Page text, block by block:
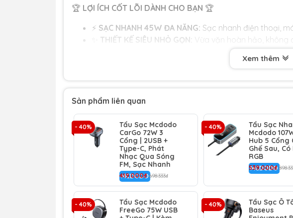
🏆 LỢI ÍCH CỐT LÕI DÀNH CHO BẠN 🏆
⚡ SẠC NHANH 45W ĐA NĂNG: Sạc nhanh điện thoại,
THIẾT KẾ SIÊU NHỎ GỌN: Vừa vặn hoàn hảo, không
Tối ưu hóa sạc siêu
🛡️VỎ HỢP KIM CAO CẤP:Tản nhiệt tốt, đảm bảo sạc
TÍNH NĂNG NỔI BẬT
🔋Công suất 45W mạnh mẽ:
Hỗ trợ sạc nhanh PD, lý
mỏng nhẹ.
Tương thích rộng:
Hỗ trợ nhiều giao thức sạc nhanh
Thiết kế nhỏ gọn:Siêu nhỏ, vừa vặn với cổng tẩu
🔒Bảo vệ thông minh:Tích hợp chip bảo vệ chống
thiết bị.
Xem thêm
Sản phẩm liên quan
- 40%
Tẩu Sạc Mcdodo
CarGo 72W 3
Cổng | 2USB +
Type-C, Phát
Nhạc Qua Sóng
FM, Sạc Nhanh
419.000₫ 698.333₫
MCDODO
- 40%
Tẩu Sạc
Mcdodo
Hub 5 Cổng
Ghế Sau, Có
RGB
539.000₫
MCDODO
- 40%
Tẩu Sạc Mcdodo
FreeGo 75W USB
- 40%
Tẩu Sạc Ô
Baseus